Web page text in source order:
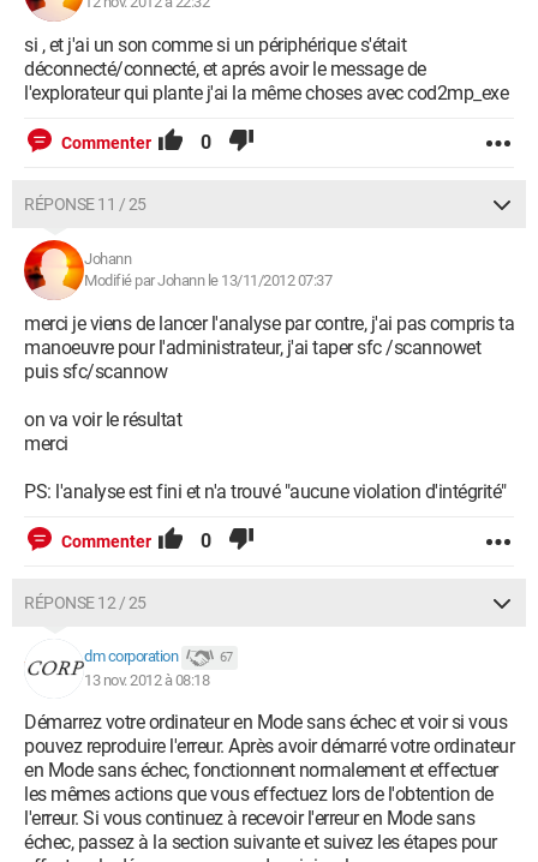
si , et j'ai un son comme si un périphérique s'était
déconnecté/connecté, et aprés avoir le message de
l'explorateur qui plante j'ai la même choses avec cod2mp_exe
Commenter 0
RÉPONSE 11 / 25
Johann
Modifié par Johann le 13/11/2012 07:37
merci je viens de lancer l'analyse par contre, j'ai pas compris ta
manoeuvre pour l'administrateur, j'ai taper sfc /scannowet
puis sfc/scannow
on va voir le résultat
merci
PS: l'analyse est fini et n'a trouvé "aucune violation d'intégrité"
Commenter 0
RÉPONSE 12 / 25
dm corporation 67
13 nov. 2012 à 08:18
Démarrez votre ordinateur en Mode sans échec et voir si vous
pouvez reproduire l'erreur. Après avoir démarré votre ordinateur
en Mode sans échec, fonctionnent normalement et effectuer
les mêmes actions que vous effectuez lors de l'obtention de
l'erreur. Si vous continuez à recevoir l'erreur en Mode sans
échec, passez à la section suivante et suivez les étapes pour